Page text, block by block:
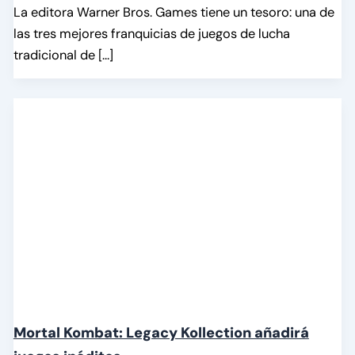
La editora Warner Bros. Games tiene un tesoro: una de
las tres mejores franquicias de juegos de lucha
tradicional de […]
Mortal Kombat: Legacy Kollection añadirá